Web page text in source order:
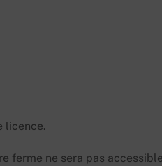
licence.
ferme ne sera pas